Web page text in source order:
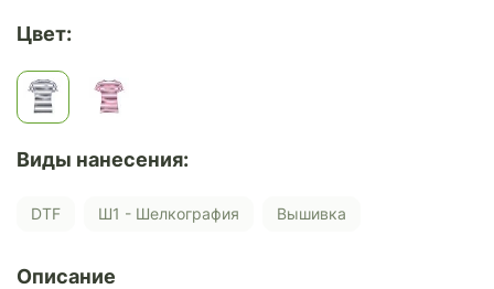
Цвет:
Виды нанесения:
DTF Ш1 - Шелкография Вышивка
Описание